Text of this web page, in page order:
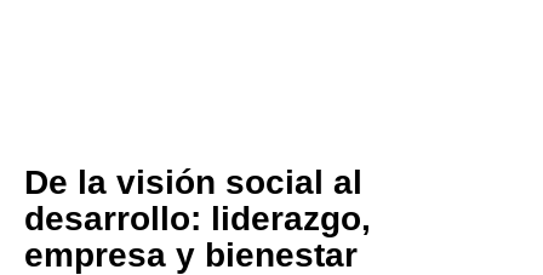
De la visión social al
desarrollo: liderazgo,
empresa y bienestar